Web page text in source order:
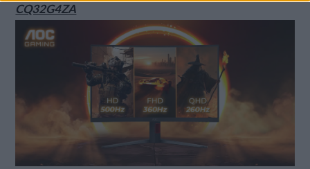
CQ32G4ZA